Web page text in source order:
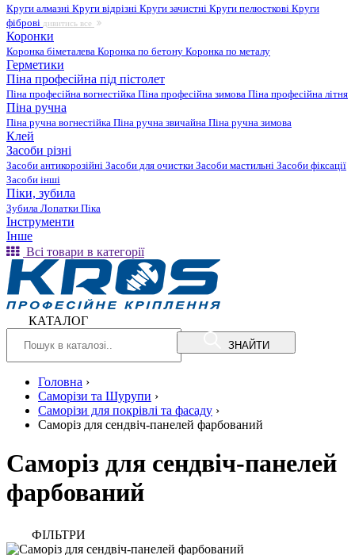
Круги алмазні Круги відрізні Круги зачистні Круги пелюсткові Круги
фіброві дивитись все
Коронки
Коронка біметалева Коронка по бетону Коронка по металу
Герметики
Піна професійна під пістолет
Піна професійна вогнестійка Піна професійна зимова Піна професійна літня
Піна ручна
Піна ручна вогнестійка Піна ручна звичайна Піна ручна зимова
Клей
Засоби різні
Засоби антикорозійні Засоби для очистки Засоби мастильні Засоби фіксації
Засоби інші
Піки, зубила
Зубила Лопатки Піка
Інструменти
Інше
Всі товари в категорії
КАТАЛОГ
ЗНАЙТИ
Головна ›
Саморізи та Шурупи ›
Саморізи для покрівлі та фасаду ›
Саморіз для сендвіч-панелей фарбований
Саморіз для сендвіч-панелей
фарбований
ФIЛЬТРИ